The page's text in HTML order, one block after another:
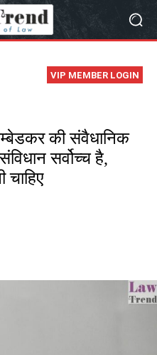
VIP MEMBER LOGIN
की संवैधानिक
सर्वोच्च है,
चाहिए